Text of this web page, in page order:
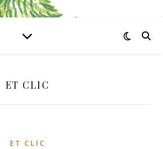
ET CLIC
ET CLIC